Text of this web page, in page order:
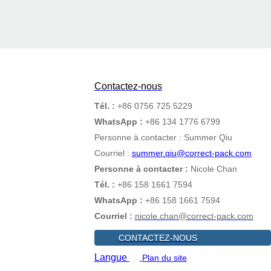
Contactez-nous
Tél. : +86 0756 725 5229
WhatsApp : +86 134 1776 6799
Personne à contacter : Summer Qiu
Courriel : summer.qiu@correct-pack.com
Personne à contacter : Nicole Chan
Tél. : +86 158 1661 7594
WhatsApp : +86 158 1661 7594
Courriel : nicole.chan@correct-pack.com
CONTACTEZ-NOUS
Langue Plan du site